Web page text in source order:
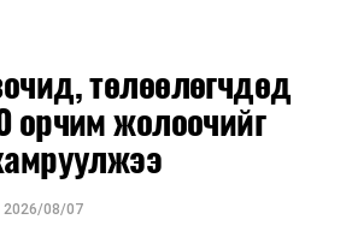
хөгжүүлэх олон улсын сангийн
төлөөлөгчдөд
орчим жолоочийг
2026/08/07